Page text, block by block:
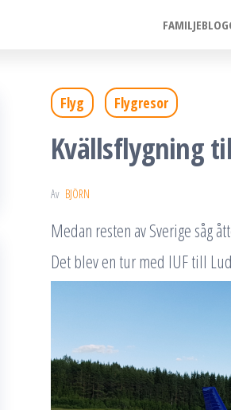
Flyg Flygresor
Kvällsflygning
Av BJÖRN
Medan resten av Sverige såg
Det blev en tur med IUF till